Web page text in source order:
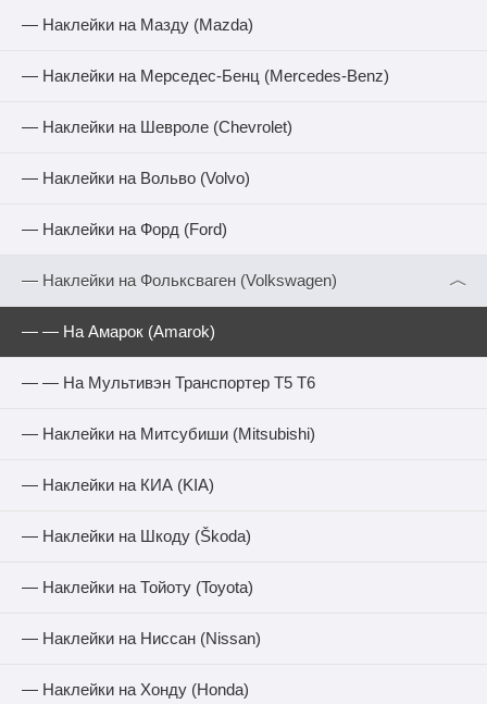
— Наклейки на Мазду (Mazda)
— Наклейки на Мерседес-Бенц (Mercedes-Benz)
— Наклейки на Шевроле (Chevrolet)
— Наклейки на Вольво (Volvo)
— Наклейки на Форд (Ford)
— Наклейки на Фольксваген (Volkswagen) ︿
— — На Амарок (Amarok)
— — На Мультивэн Транспортер Т5 Т6
— Наклейки на Митсубиши (Mitsubishi)
— Наклейки на КИА (KIA)
— Наклейки на Шкоду (Škoda)
— Наклейки на Тойоту (Toyota)
— Наклейки на Ниссан (Nissan)
— Наклейки на Хонду (Honda)